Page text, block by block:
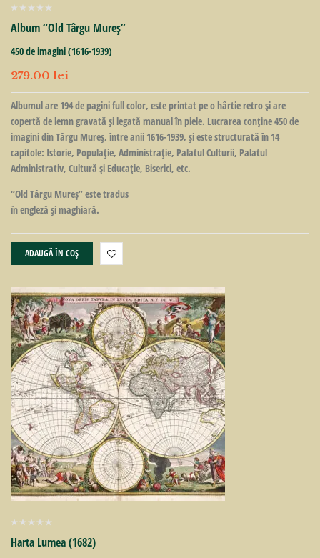
Album “Old Târgu Mureș”
450 de imagini (1616-1939)
279.00 lei
Albumul are 194 de pagini full color, este printat pe o hârtie retro și are
copertă de lemn gravată şi legată manual în piele. Lucrarea conţine 450 de
imagini din Târgu Mureş, între anii 1616-1939, şi este structurată în 14
capitole: Istorie, Populaţie, Administraţie, Palatul Culturii, Palatul
Administrativ, Cultură şi Educaţie, Biserici, etc.
“Old Târgu Mureş” este tradus
în engleză şi maghiară.
ADAUGĂ ÎN COȘ
Harta Lumea (1682)